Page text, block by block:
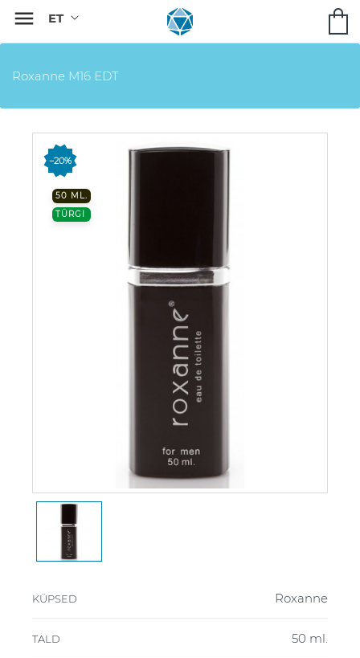

Roxanne M16 EDT
−20%
50 ML.
TÜRGI
KÜPSED Roxanne
TALD 50 ml.